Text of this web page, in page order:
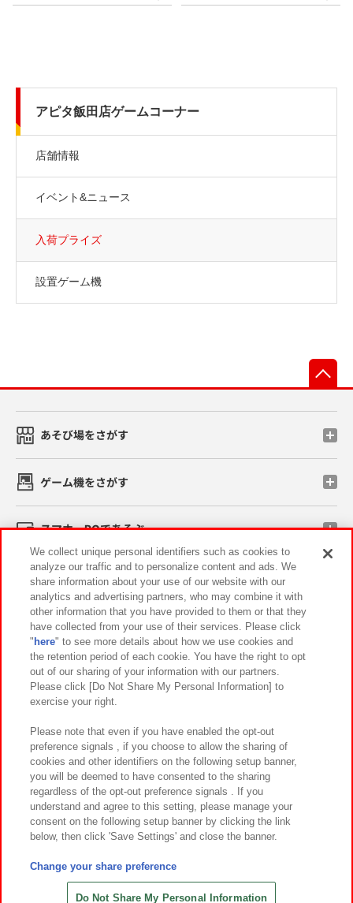
アピタ飯田店ゲームコーナー
店舗情報
イベント&ニュース
入荷プライズ
設置ゲーム機
あそび場をさがす
ゲーム機をさがす
スマホ・PCであそぶ
イベント・キャンペーン
関連会社 サステナビリティ サイトポリシー
プライバシーポリシー ウェブアクセシビリティ方針と検証結果
お取引先さまとともに
カスタマーハラスメント対応方針 よくあるご質問・お問い合わせ
©Bandai Namco Amusement Inc.
©Bandai Namco Amusement Lab Inc.
©HANAYASHIKI Co., Ltd. All Rights Reserved.
We collect unique personal identifiers such as cookies to
analyze our traffic and to personalize content and ads. We
share information about your use of our website with our
analytics and advertising partners, who may combine it with
other information that you have provided to them or that they
have collected from your use of their services. Please click
" here" to see more details about how we use cookies and
the retention period of each cookie. You have the right to opt
out of our sharing of your information with our partners.
Please click [Do Not Share My Personal Information] to
exercise your right.
Please note that even if you have enabled the opt-out
preference signals , if you choose to allow the sharing of
cookies and other identifiers on the following setup banner,
you will be deemed to have consented to the sharing
regardless of the opt-out preference signals . If you
understand and agree to this setting, please manage your
consent on the following setup banner by clicking the link
below, then click 'Save Settings' and close the banner.
Change your share preference
Do Not Share My Personal Information